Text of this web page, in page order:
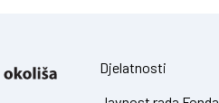
Djelatnosti